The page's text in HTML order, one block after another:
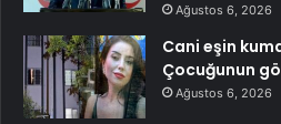
Ağustos 6, 2026
Cani eşin
Çocuğunun
Ağustos 6, 2026